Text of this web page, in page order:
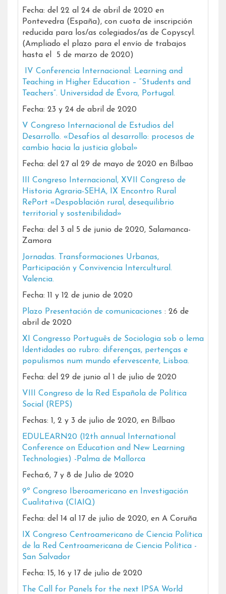
Fecha: del 22 al 24 de abril de 2020 en
Pontevedra (España), con cuota de inscripción
reducida para los/as colegiados/as de Copyscyl.
(Ampliado el plazo para el envío de trabajos
hasta el 5 de marzo de 2020)
IV Conferencia Internacional: Learning and
Teaching in Higher Education – “Students and
Teachers”. Universidad de Évora, Portugal.
Fecha: 23 y 24 de abril de 2020
V Congreso Internacional de Estudios del
Desarrollo. «Desafíos al desarrollo: procesos de
cambio hacia la justicia global»
Fecha: del 27 al 29 de mayo de 2020 en Bilbao
III Congreso Internacional, XVII Congreso de
Historia Agraria-SEHA, IX Encontro Rural
RePort «Despoblación rural, desequilibrio
territorial y sostenibilidad»
Fecha: del 3 al 5 de junio de 2020, Salamanca-
Zamora
Jornadas. Transformaciones Urbanas,
Participación y Convivencia Intercultural.
Valencia.
Fecha: 11 y 12 de junio de 2020
Plazo Presentación de comunicaciones : 26 de
abril de 2020
XI Congresso Português de Sociologia sob o lema
Identidades ao rubro: diferenças, pertenças e
populismos num mundo efervescente, Lisboa.
Fecha: del 29 de junio al 1 de julio de 2020
VIII Congreso de la Red Española de Política
Social (REPS)
Fechas: 1, 2 y 3 de julio de 2020, en Bilbao
EDULEARN20 (12th annual International
Conference on Education and New Learning
Technologies) -Palma de Mallorca
Fecha:6, 7 y 8 de Julio de 2020
9º Congreso Iberoamericano en Investigación
Cualitativa (CIAIQ)
Fecha: del 14 al 17 de julio de 2020, en A Coruña
IX Congreso Centroamericano de Ciencia Política
de la Red Centroamericana de Ciencia Política -
San Salvador
Fecha: 15, 16 y 17 de julio de 2020
The Call for Panels for the next IPSA World